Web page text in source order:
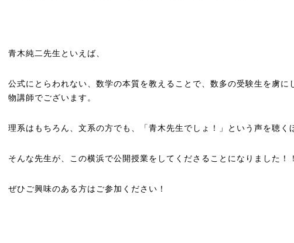
青木純二先生といえば、
公式にとらわれない、数学の本質を教えることで、数多の受験生を虜に
物講師でございます。
理系はもちろん、文系の方でも、「青木先生でしょ！」という声を聴く
そんな先生が、この横浜で公開授業をしてくださることになりました！
ぜひご興味のある方はご参加ください！